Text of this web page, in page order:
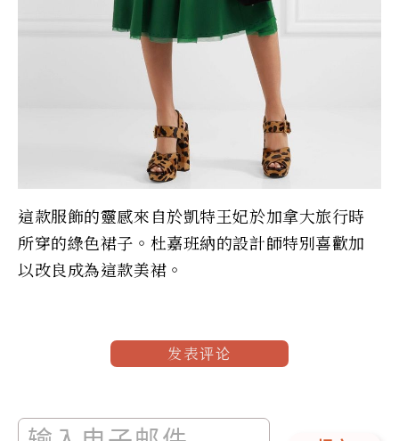
這款服飾的靈感來自於凱特王妃於加拿大旅行時
所穿的綠色裙子。杜嘉班納的設計師特別喜歡加
以改良成為這款美裙。
发表评论